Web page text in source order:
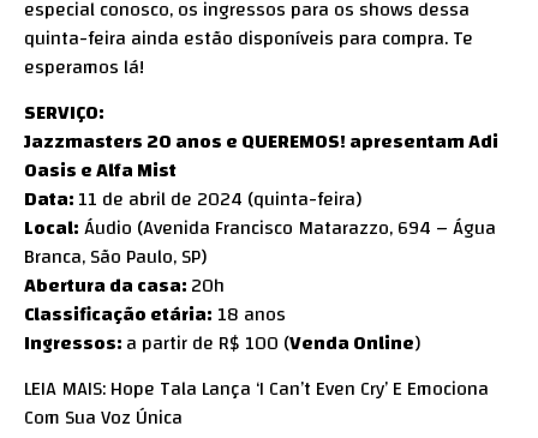
especial conosco, os ingressos para os shows dessa
quinta-feira ainda estão disponíveis para compra. Te
esperamos lá!
SERVIÇO:
Jazzmasters 20 anos e QUEREMOS! apresentam Adi
Oasis e Alfa Mist
Data:11 de abril de 2024 (quinta-feira)
Local:Áudio (Avenida Francisco Matarazzo, 694 – Água
Branca, São Paulo, SP)
Abertura da casa:20h
Classificação etária: 18 anos
Ingressos:a partir de R$ 100 (Venda Online)
LEIA MAIS: Hope Tala Lança ‘I Can’t Even Cry’ E Emociona
Com Sua Voz Única